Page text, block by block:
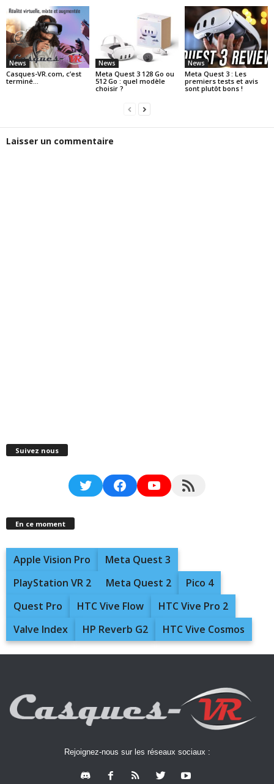
News
Casques-VR.com, c’est
terminé…
News
Meta Quest 3 128 Go ou
512 Go : quel modèle
choisir ?
News
Meta Quest 3 : Les
premiers tests et avis
sont plutôt bons !
Laisser un commentaire
Suivez nous
TwitterFacebookYouTubeRSS Feed
En ce moment
Apple Vision Pro
Meta Quest 3
PlayStation VR 2
Meta Quest 2
Pico 4
Quest Pro
HTC Vive Flow
HTC Vive Pro 2
Valve Index
HP Reverb G2 HTC Vive Cosmos
Rejoignez-nous sur les réseaux sociaux :